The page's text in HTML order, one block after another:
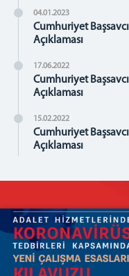
04.01.2023
Cumhuriyet
Açıklaması
17.06.2022
Cumhuriyet
Açıklaması
15.02.2022
Cumhuriyet
Açıklaması